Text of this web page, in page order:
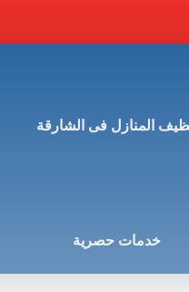
المنازل فى الشارقة
خدمات حصرية